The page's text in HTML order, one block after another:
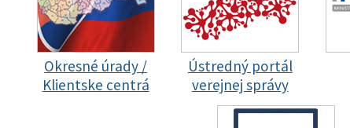
Okresné úrady /
Klientske centrá
Ústredný portál
verejnej správy